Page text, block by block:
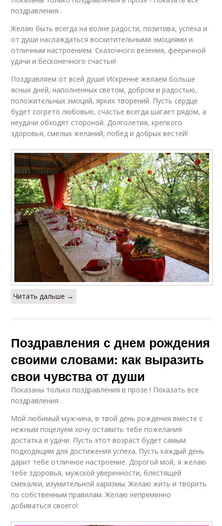
поздравления .
Желаю быть всегда на волне радости, позитива, успеха и
от души наслаждаться восхитительными эмоциями и
отличным настроением. Сказочного везения, фееричной
удачи и бесконечного счастья!
Поздравляем от всей души! Искренне желаем больше
ясных дней, наполненных светом, добром и радостью,
положительных эмоций, ярких творений. Пусть сердце
будет согрето любовью, счастье всегда шагает рядом, а
неудачи обходят стороной. Долголетия, крепкого
здоровья, смелых желаний, побед и добрых вестей!
Читать дальше →
Поздравления с днем рождения
своими словами: как выразить
свои чувства от души
Показаны только поздравления в прозе ! Показать все
поздравления .
Мой любимый мужчина, в твой день рождения вместе с
нежным поцелуем хочу оставить тебе пожелания
достатка и удачи. Пусть этот возраст будет самым
подходящим для достижения успеха. Пусть каждый день
дарит тебе отличное настроение. Дорогой мой, я желаю
тебе здоровья, мужской уверенности, блестящей
смекалки, изумительной харизмы. Желаю жить и творить
по собственным правилам. Желаю непременно
добиваться своего!